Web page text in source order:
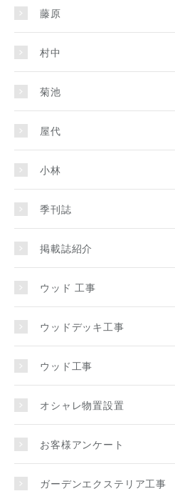
藤原
村中
菊池
屋代
小林
季刊誌
掲載誌紹介
ウッド 工事
ウッドデッキ工事
ウッド工事
オシャレ物置設置
お客様アンケート
ガーデンエクステリア工事